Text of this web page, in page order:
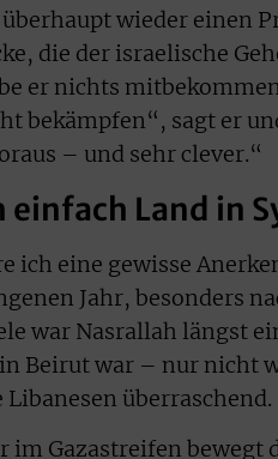
wieder einen
die der israelische
er nichts
bekämpfen“, sagt er
– und sehr clever.“
Land in
ich eine gewisse
Jahr, besonders
war Nasrallah längst
Beirut war – nur nicht
überraschend.
im Gazastreifen bewegt